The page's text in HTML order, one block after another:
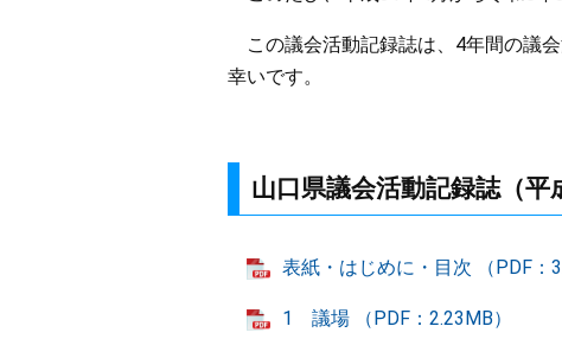
この議会活動記録誌は、4年間の議
幸いです。
山口県議会活動記録誌（平
表紙・はじめに・目次 （PDF：
1 議場 （PDF：2.23MB）